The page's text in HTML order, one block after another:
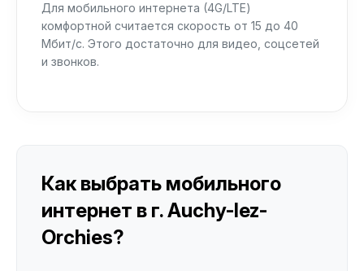
Для мобильного интернета (4G/LTE)
комфортной считается скорость от 15 до 40
Мбит/с. Этого достаточно для видео, соцсетей
и звонков.
Как выбрать мобильного
интернет в г. Auchy-lez-
Orchies?